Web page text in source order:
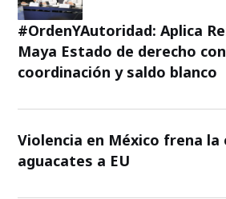
#OrdenYAutoridad: Aplica
Maya Estado de derecho
coordinación y saldo blanco
Violencia en México frena
aguacates a EU